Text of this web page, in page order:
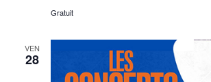
Gratuit
VEN
28